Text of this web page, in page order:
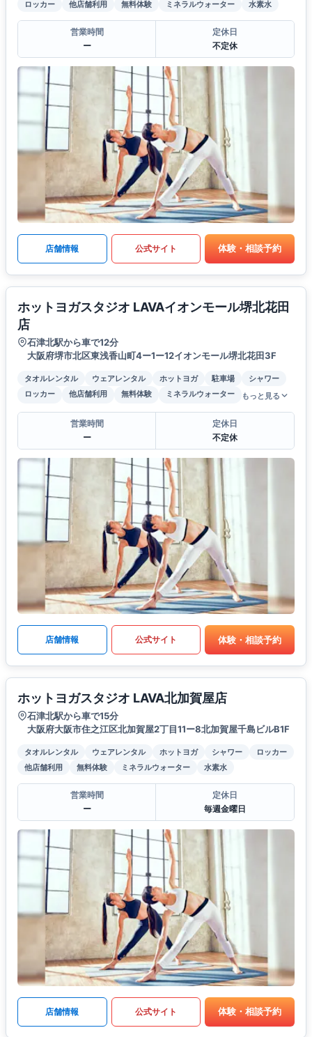
ロッカー 他店舗利用 無料体験 ミネラルウォーター 水素水
営業時間
ー
定休日
不定休
店舗情報 公式サイト 体験・相談予約
ホットヨガスタジオ LAVAイオンモール堺北花田
店
石津北駅から車で12分
大阪府堺市北区東浅香山町4ー1ー12イオンモール堺北花田3F
タオルレンタル ウェアレンタル ホットヨガ 駐車場
シャワー
ロッカー
他店舗利用 無料体験 ミネラルウォーター もっと見る
営業時間
ー
定休日
不定休
店舗情報 公式サイト 体験・相談予約
ホットヨガスタジオ LAVA北加賀屋店
石津北駅から車で15分
大阪府大阪市住之江区北加賀屋2丁目11ー8北加賀屋千島ビルB1F
タオルレンタル ウェアレンタル ホットヨガ シャワー
ロッカー
他店舗利用
無料体験 ミネラルウォーター 水素水
営業時間
ー
定休日
毎週金曜日
店舗情報 公式サイト 体験・相談予約